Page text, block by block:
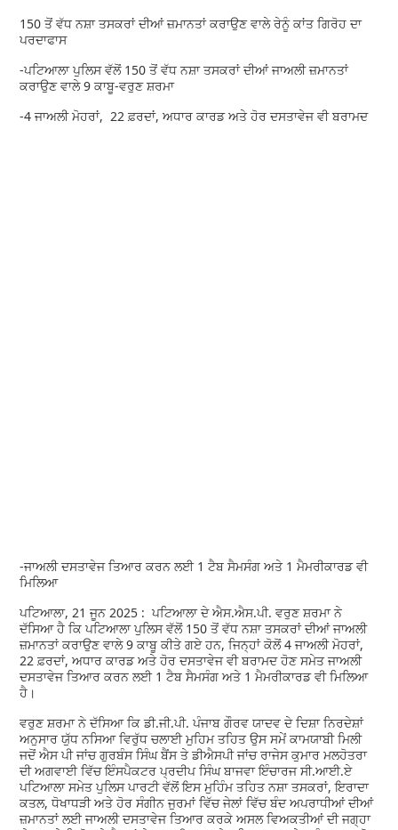
150 ਤੋਂ ਵੱਧ ਨਸ਼ਾ ਤਸਕਰਾਂ ਦੀਆਂ ਜ਼ਮਾਨਤਾਂ ਕਰਾਉਣ ਵਾਲੇ ਰੇਨੂੰ ਕਾਂਤ ਗਿਰੋਹ ਦਾ
ਪਰਦਾਫਾਸ
-ਪਟਿਆਲਾ ਪੁਲਿਸ ਵੱਲੋਂ 150 ਤੋਂ ਵੱਧ ਨਸ਼ਾ ਤਸਕਰਾਂ ਦੀਆਂ ਜਾਅਲੀ ਜ਼ਮਾਨਤਾਂ
ਕਰਾਉਣ ਵਾਲੇ 9 ਕਾਬੂ-ਵਰੁਣ ਸ਼ਰਮਾ
-4 ਜਾਅਲੀ ਮੋਹਰਾਂ, 22 ਫ਼ਰਦਾਂ, ਅਧਾਰ ਕਾਰਡ ਅਤੇ ਹੋਰ ਦਸਤਾਵੇਜ ਵੀ ਬਰਾਮਦ
-ਜਾਅਲੀ ਦਸਤਾਵੇਜ ਤਿਆਰ ਕਰਨ ਲਈ 1 ਟੈਬ ਸੈਮਸੰਗ ਅਤੇ 1 ਮੈਮਰੀਕਾਰਡ ਵੀ
ਮਿਲਿਆ
ਪਟਿਆਲਾ, 21 ਜੂਨ 2025 : ਪਟਿਆਲਾ ਦੇ ਐਸ.ਐਸ.ਪੀ. ਵਰੁਣ ਸ਼ਰਮਾ ਨੇ
ਦੱਸਿਆ ਹੈ ਕਿ ਪਟਿਆਲਾ ਪੁਲਿਸ ਵੱਲੋਂ 150 ਤੋਂ ਵੱਧ ਨਸ਼ਾ ਤਸਕਰਾਂ ਦੀਆਂ ਜਾਅਲੀ
ਜ਼ਮਾਨਤਾਂ ਕਰਾਉਣ ਵਾਲੇ 9 ਕਾਬੂ ਕੀਤੇ ਗਏ ਹਨ, ਜਿਨ੍ਹਾਂ ਕੋਲੋਂ 4 ਜਾਅਲੀ ਮੋਹਰਾਂ,
22 ਫ਼ਰਦਾਂ, ਅਧਾਰ ਕਾਰਡ ਅਤੇ ਹੋਰ ਦਸਤਾਵੇਜ ਵੀ ਬਰਾਮਦ ਹੋਣ ਸਮੇਤ ਜਾਅਲੀ
ਦਸਤਾਵੇਜ ਤਿਆਰ ਕਰਨ ਲਈ 1 ਟੈਬ ਸੈਮਸੰਗ ਅਤੇ 1 ਮੈਮਰੀਕਾਰਡ ਵੀ ਮਿਲਿਆ
ਹੈ।
ਵਰੁਣ ਸ਼ਰਮਾ ਨੇ ਦੱਸਿਆ ਕਿ ਡੀ.ਜੀ.ਪੀ. ਪੰਜਾਬ ਗੌਰਵ ਯਾਦਵ ਦੇ ਦਿਸ਼ਾ ਨਿਰਦੇਸ਼ਾਂ
ਅਨੁਸਾਰ ਯੁੱਧ ਨਸਿਆ ਵਿਰੁੱਧ ਚਲਾਈ ਮੁਹਿਮ ਤਹਿਤ ਉਸ ਸਮੇਂ ਕਾਮਯਾਬੀ ਮਿਲੀ
ਜਦੋਂ ਐਸ ਪੀ ਜਾਂਚ ਗੁਰਬੰਸ ਸਿੰਘ ਬੈਂਸ ਤੇ ਡੀਐਸਪੀ ਜਾਂਚ ਰਾਜੇਸ ਕੁਮਾਰ ਮਲਹੋਤਰਾ
ਦੀ ਅਗਵਾਈ ਵਿੱਚ ਇੰਸਪੈਕਟਰ ਪ੍ਰਦੀਪ ਸਿੰਘ ਬਾਜਵਾ ਇੰਚਾਰਜ ਸੀ.ਆਈ.ਏ
ਪਟਿਆਲਾ ਸਮੇਤ ਪੁਲਿਸ ਪਾਰਟੀ ਵੱਲੋਂ ਇਸ ਮੁਹਿੰਮ ਤਹਿਤ ਨਸ਼ਾ ਤਸਕਰਾਂ, ਇਰਾਦਾ
ਕਤਲ, ਧੋਖਾਧੜੀ ਅਤੇ ਹੋਰ ਸੰਗੀਨ ਜੁਰਮਾਂ ਵਿੱਚ ਜੇਲਾਂ ਵਿੱਚ ਬੰਦ ਅਪਰਾਧੀਆਂ ਦੀਆਂ
ਜ਼ਮਾਨਤਾਂ ਲਈ ਜਾਅਲੀ ਦਸਤਾਵੇਜ ਤਿਆਰ ਕਰਕੇ ਅਸਲ ਵਿਅਕਤੀਆਂ ਦੀ ਜਗ੍ਹਾ